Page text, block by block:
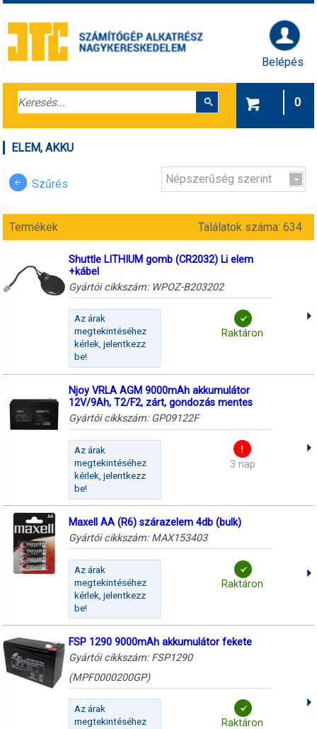
Belépés
0
ELEM, AKKU
Szűrés Népszerűség szerint
Termékek Találatok száma: 634
Shuttle LITHIUM gomb (CR2032) Li elem
+kábel
Gyártói cikkszám: WPOZ-B203202
Az árak
megtekintéséhez
kérlek, jelentkezz
be!
Raktáron
Njoy VRLA AGM 9000mAh akkumulátor
12V/9Ah, T2/F2, zárt, gondozás mentes
Gyártói cikkszám: GP09122F
Az árak
megtekintéséhez
kérlek, jelentkezz
be!
3 nap
Maxell AA (R6) szárazelem 4db (bulk)
Gyártói cikkszám: MAX153403
Az árak
megtekintéséhez
kérlek, jelentkezz
be!
Raktáron
FSP 1290 9000mAh akkumulátor fekete
Gyártói cikkszám: FSP1290
(MPF0000200GP)
Az árak
megtekintéséhez
Raktáron